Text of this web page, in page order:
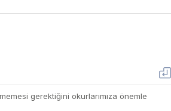
gerektiğini okurlarımıza önemle